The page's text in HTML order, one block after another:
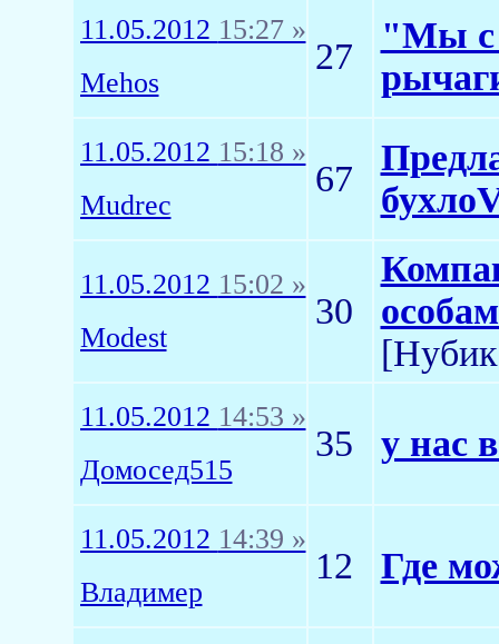
11.05.2012 15:27 »
Mehos
27
"Мы с
11.05.2012 15:18 »
Mudrec
67
11.05.2012 15:02 »
Modest
30
11.05.2012 14:53 »
Домосед515
35 у нас
11.05.2012 14:39 »
Владимер
12 Где